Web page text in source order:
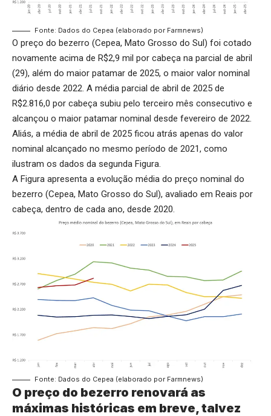
Fonte: Dados do Cepea (elaborado por Farmnews)
O preço do bezerro (Cepea, Mato Grosso do Sul) foi cotado
novamente acima de R$2,9 mil por cabeça na parcial de abril
(29), além do maior patamar de 2025, o maior valor nominal
diário desde 2022. A média parcial de abril de 2025 de
R$2.816,0 por cabeça subiu pelo terceiro mês consecutivo e
alcançou o maior patamar nominal desde fevereiro de 2022.
Aliás, a média de abril de 2025 ficou atrás apenas do valor
nominal alcançado no mesmo período de 2021, como
ilustram os dados da segunda Figura.
A Figura apresenta a evolução média do preço nominal do
bezerro (Cepea, Mato Grosso do Sul), avaliado em Reais por
cabeça, dentro de cada ano, desde 2020.
Fonte: Dados do Cepea (elaborado por Farmnews)
O preço do bezerro renovará as
máximas históricas em breve, talvez